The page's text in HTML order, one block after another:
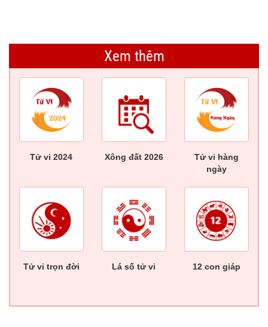
Xem thêm
Tử vi 2024 Xông đất 2026
Tử vi hàng
ngày
Tử vi trọn đời Lá số tử vi 12 con giáp